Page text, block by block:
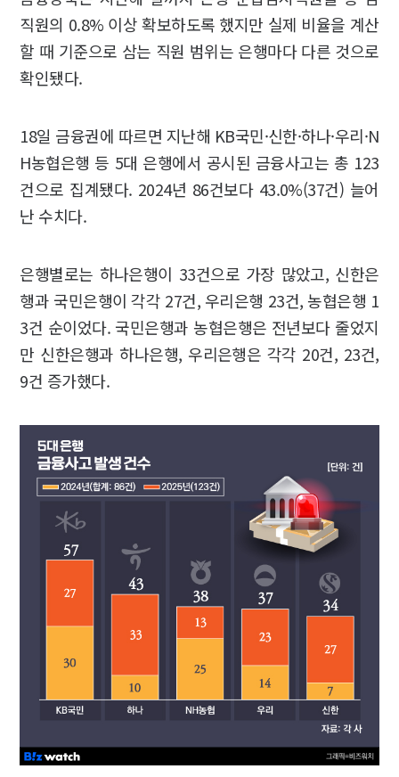
직원의 0.8% 이상 확보하도록 했지만 실제 비율을 계산
할 때 기준으로 삼는 직원 범위는 은행마다 다른 것으로
확인됐다.
18일 금융권에 따르면 지난해 KB국민·신한·하나·우리·N
H농협은행 등 5대 은행에서 공시된 금융사고는 총 123
건으로 집계됐다. 2024년 86건보다 43.0%(37건) 늘어
난 수치다.
은행별로는 하나은행이 33건으로 가장 많았고, 신한은
행과 국민은행이 각각 27건, 우리은행 23건, 농협은행 1
3건 순이었다. 국민은행과 농협은행은 전년보다 줄었지
만 신한은행과 하나은행, 우리은행은 각각 20건, 23건,
9건 증가했다.